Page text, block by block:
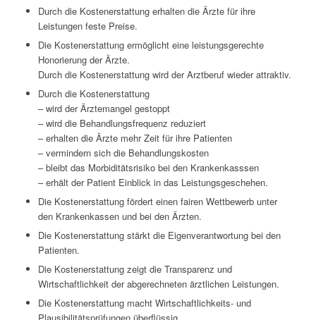
Durch die Kostenerstattung erhalten die Ärzte für ihre
Leistungen feste Preise.
Die Kostenerstattung ermöglicht eine leistungsgerechte
Honorierung der Ärzte.
Durch die Kostenerstattung wird der Arztberuf wieder attraktiv.
Durch die Kostenerstattung
– wird der Ärztemangel gestoppt
– wird die Behandlungsfrequenz reduziert
– erhalten die Ärzte mehr Zeit für ihre Patienten
– vermindern sich die Behandlungskosten
– bleibt das Morbiditätsrisiko bei den Krankenkasssen
– erhält der Patient Einblick in das Leistungsgeschehen.
Die Kostenerstattung fördert einen fairen Wettbewerb unter
den Krankenkassen und bei den Ärzten.
Die Kostenerstattung stärkt die Eigenverantwortung bei den
Patienten.
Die Kostenerstattung zeigt die Transparenz und
Wirtschaftlichkeit der abgerechneten ärztlichen Leistungen.
Die Kostenerstattung macht Wirtschaftlichkeits- und